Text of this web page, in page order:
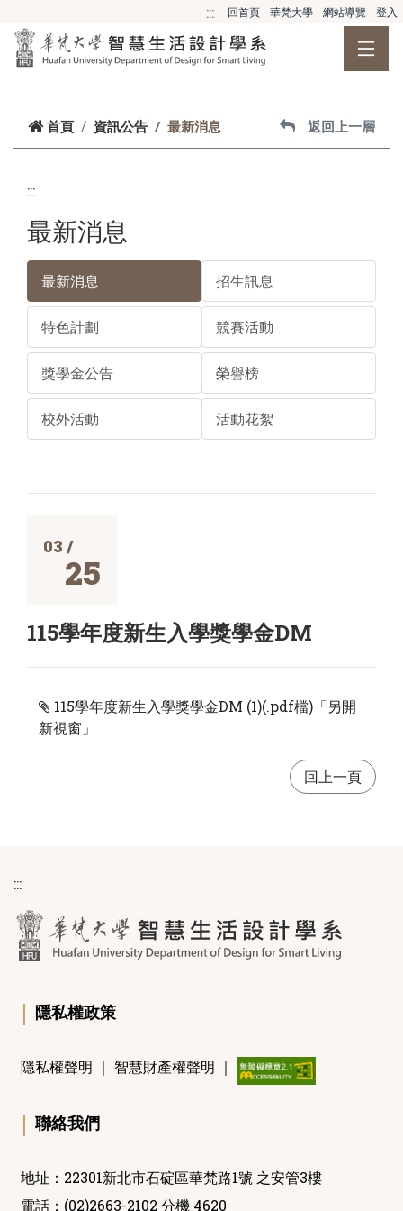
::: 回首頁 華梵大學 網站導覽 登入
首頁 資訊公告 最新消息 返回上一層
:::
最新消息
最新消息 招生訊息
特色計劃 競賽活動
獎學金公告 榮譽榜
校外活動 活動花絮
03 /
25
115學年度新生入學獎學金DM
115學年度新生入學獎學金DM (1)(.pdf檔)「另開
新視窗」
:::
｜ 隱私權政策
隱私權聲明 ｜ 智慧財產權聲明 ｜
｜ 聯絡我們
地址：22301新北市石碇區華梵路1號 之安管3樓
電話：(02)2663-2102 分機 4620